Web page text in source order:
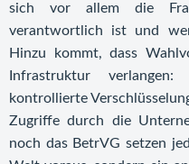
sich vor allem die
verantwortlich ist und
Hinzu kommt, dass
Infrastruktur
kontrollierte
Zugriffe durch die
noch das BetrVG setzen